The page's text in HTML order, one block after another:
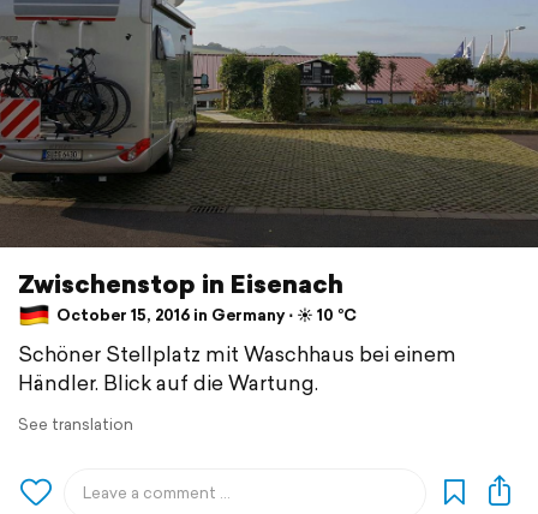
Zwischenstop in Eisenach
October 15, 2016 in Germany ⋅ ☀️ 10 °C
Schöner Stellplatz mit Waschhaus bei einem
Händler. Blick auf die Wartung.
See translation